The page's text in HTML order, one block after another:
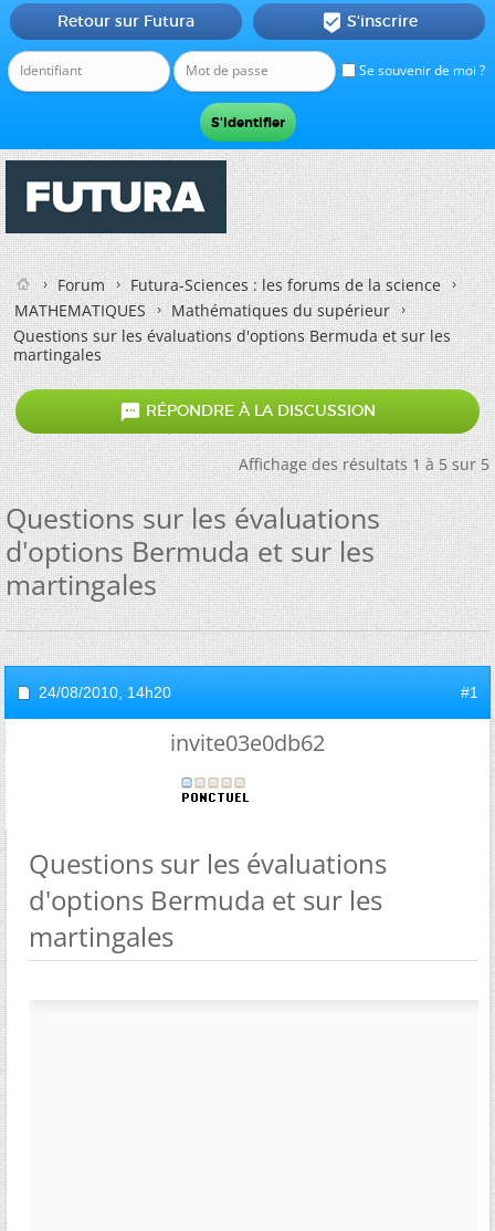
Se souvenir de moi ?
Retour sur Futura  S'inscrire
Forum
Futura-Sciences : les forums de la science
MATHEMATIQUES
Mathématiques du supérieur
Questions sur les évaluations d'options Bermuda et sur les
martingales
 RÉPONDRE À LA DISCUSSION
Affichage des résultats 1 à 5 sur 5
Questions sur les évaluations
d'options Bermuda et sur les
martingales
24/08/2010, 14h20 #1
invite03e0db62
Questions sur les évaluations
d'options Bermuda et sur les
martingales